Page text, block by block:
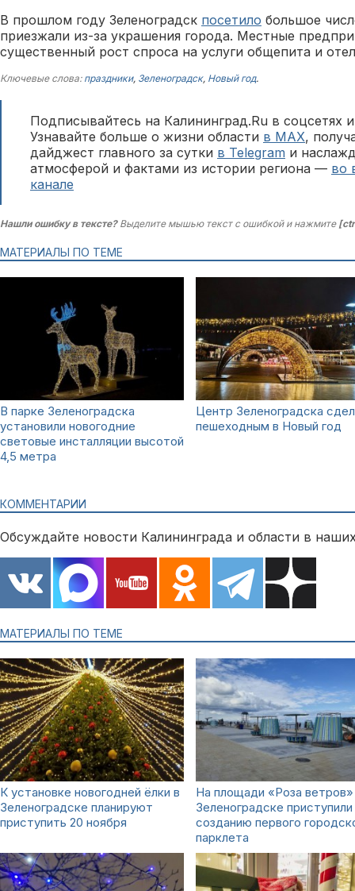
В прошлом году Зеленоградск посетило большое
приезжали из-за украшения города. Местные
существенный рост спроса на услуги общепита и
Ключевые слова: праздники, Зеленоградск, Новый год.
Подписывайтесь на Калининград.Ru в соцсетях
Узнавайте больше о жизни области в MAX,
дайджест главного за сутки в Telegram и
атмосферой и фактами из истории региона — во
канале
Нашли ошибку в тексте?Выделите мышью текст с ошибкой и нажмите
МАТЕРИАЛЫ ПО ТЕМЕ
В парке Зеленоградска
установили новогодние
световые инсталляции высотой
4,5 метра
Центр Зеленоградска
пешеходным в Новый год
КОММЕНТАРИИ
Обсуждайте новости Калининграда и области в
МАТЕРИАЛЫ ПО ТЕМЕ
К установке новогодней ёлки в
Зеленоградске планируют
приступить 20 ноября
На площади «Роза
Зеленоградске приступили
созданию первого
парклета